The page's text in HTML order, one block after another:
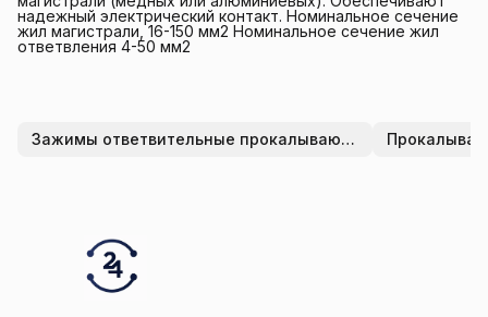
надежный электрический контакт. Номинальное сечение
жил магистрали, 16-150 мм2 Номинальное сечение жил
ответвления 4-50 мм2
Зажимы ответвительные прокалывающие